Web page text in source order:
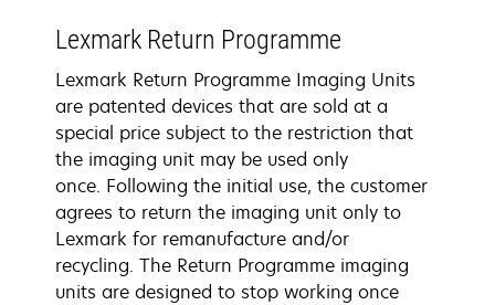
Lexmark Return Programme
Lexmark Return Programme Imaging Units
are patented devices that are sold at a
special price subject to the restriction that
the imaging unit may be used only
once. Following the initial use, the customer
agrees to return the imaging unit only to
Lexmark for remanufacture and/or
recycling. The Return Programme imaging
units are designed to stop working once